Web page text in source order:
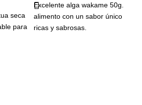
seca
para
Excelente alga wakame 50g.
alimento con un sabor único
ricas y sabrosas.